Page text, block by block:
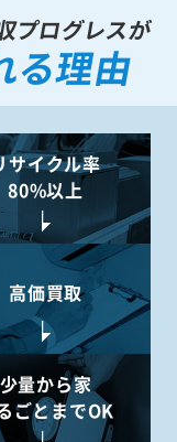
プログレスが
る理由
サイクル率
80%以上
高価買取
少量から家
ごとまでOK